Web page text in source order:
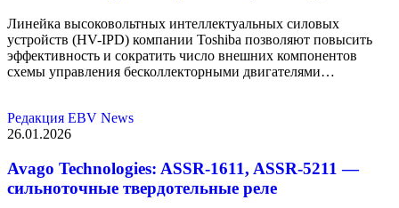
Линейка высоковольтных интеллектуальных силовых
устройств (HV-IPD) компании Toshiba позволяют повысить
эффективность и сократить число внешних компонентов
схемы управления бесколлекторными двигателями…
Редакция EBV News
26.01.2026
Avago Technologies: ASSR-1611, ASSR-5211 —
сильноточные твердотельные реле